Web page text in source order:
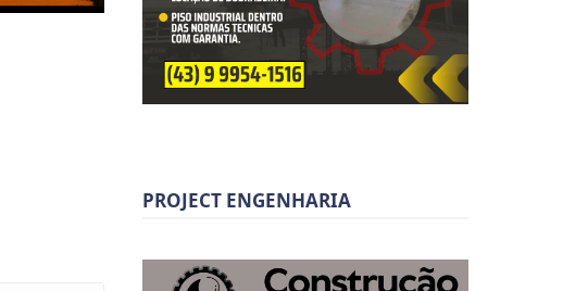
PROJECT ENGENHARIA